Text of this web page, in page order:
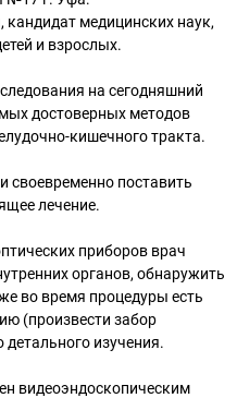
медицинских наук,
и взрослых.
на сегодняшний
достоверных методов
кишечного тракта.
своевременно поставить
лечение.
приборов врач
органов, обнаружить
во время процедуры есть
(произвести забор
изучения.
видеоэндоскопическим